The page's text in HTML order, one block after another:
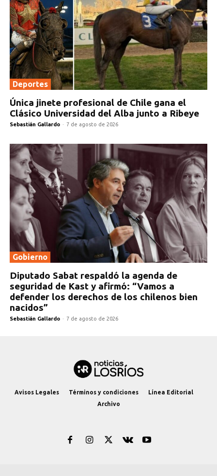
Deportes
Única jinete profesional de Chile gana el
Clásico Universidad del Alba junto a Ribeye
Sebastián Gallardo - 7 de agosto de 2026
Gobierno
Diputado Sabat respaldó la agenda de
seguridad de Kast y afirmó: “Vamos a
defender los derechos de los chilenos bien
nacidos”
Sebastián Gallardo - 7 de agosto de 2026
Avisos Legales Términos y condiciones
Línea Editorial
Archivo